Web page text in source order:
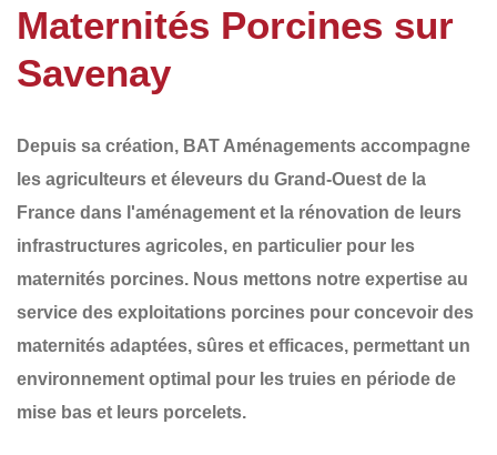
Maternités Porcines sur
Savenay
Depuis sa création, BAT Aménagements accompagne
les agriculteurs et éleveurs du Grand-Ouest de la
France dans l'aménagement et la rénovation de leurs
infrastructures agricoles, en particulier pour les
maternités porcines. Nous mettons notre expertise au
service des exploitations porcines pour concevoir des
maternités adaptées, sûres et efficaces, permettant un
environnement optimal pour les truies en période de
mise bas et leurs porcelets.